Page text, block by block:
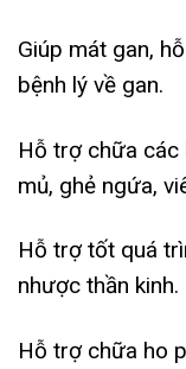
Giúp mát gan,
bệnh lý về gan.
Hỗ trợ chữa các
mủ, ghẻ ngứa,
Hỗ trợ tốt quá
nhược thần kinh.
Hỗ trợ chữa ho